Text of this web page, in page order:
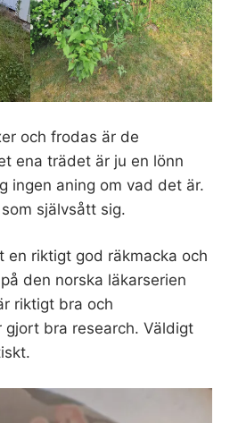
och frodas är de
ena trädet är ju en lönn
ingen aning om vad det är.
självsått sig.
en riktigt god räkmacka och
den norska läkarserien
riktigt bra och
bra research. Väldigt